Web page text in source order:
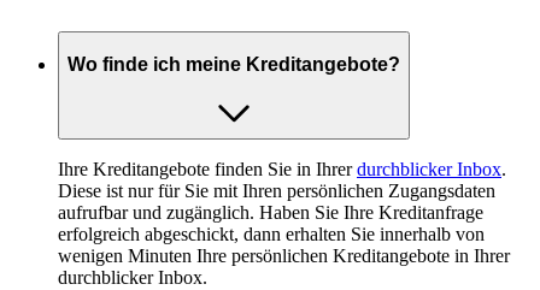
Wo finde ich meine Kreditangebote?
Ihre Kreditangebote finden Sie in Ihrerdurchblicker Inbox.
Diese ist nur für Sie mit Ihren persönlichen Zugangsdaten
aufrufbar und zugänglich. Haben Sie Ihre Kreditanfrage
erfolgreich abgeschickt, dann erhalten Sie innerhalb von
wenigen Minuten Ihre persönlichen Kreditangebote in Ihrer
durchblicker Inbox.